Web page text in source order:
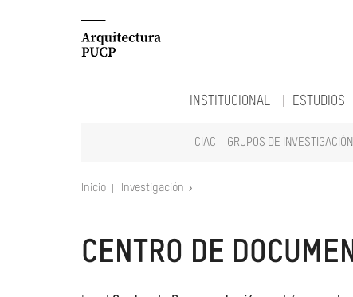
INSTITUCIONAL ESTUDIOS
CIAC GRUPOS DE INVESTIGACIÓN
Inicio Investigación
CENTRO DE